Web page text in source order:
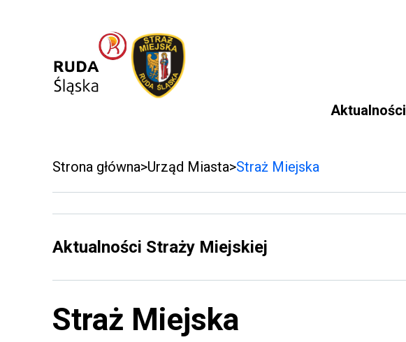
Aktualności
Strona główna Urząd Miasta Straż Miejska
Aktualności Straży Miejskiej
Straż Miejska